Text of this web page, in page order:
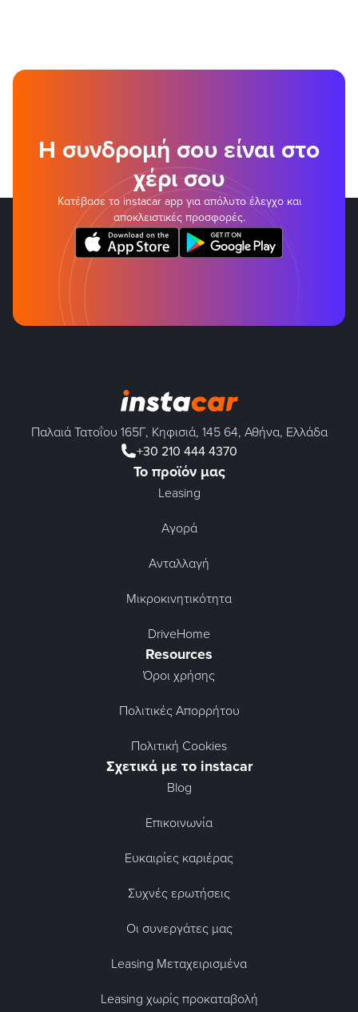
Η συνδρομή σου είναι στο
χέρι σου
Κατέβασε το instacar app για απόλυτο έλεγχο και
αποκλειστικές προσφορές.
Παλαιά Τατοΐου 165Γ, Κηφισιά, 145 64, Αθήνα, Ελλάδα
+30 210 444 4370
Το προϊόν μας
Leasing
Αγορά
Ανταλλαγή
Μικροκινητικότητα
DriveHome
Resources
Όροι χρήσης
Πολιτικές Απορρήτου
Πολιτική Cookies
Σχετικά με το instacar
Blog
Επικοινωνία
Ευκαιρίες καριέρας
Συχνές ερωτήσεις
Οι συνεργάτες μας
Leasing Μεταχειρισμένα
Leasing χωρίς προκαταβολή